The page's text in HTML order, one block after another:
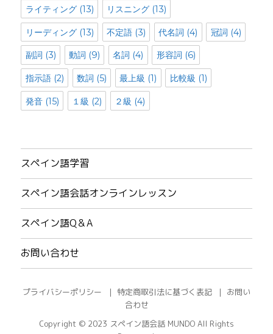
ライティング(13) リスニング (13)
リーディング(13) 不定語 (3) 代名詞 (4) 冠詞 (4)
副詞 (3) 動詞 (9) 名詞 (4) 形容詞 (6)
指示語(2) 数詞 (5) 最上級 (1) 比較級 (1)
発音(15) １級 (2) ２級 (4)
スペイン語学習
スペイン語会話オンラインレッスン
スペイン語Q＆A
お問い合わせ
プライバシーポリシー 特定商取引法に基づく表記
お問い
合わせ
Copyright © 2023 スペイン語会話 MUNDO All Rights